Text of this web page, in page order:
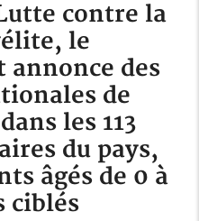
contre la
le
annonce des
de
les 113
du pays,
âgés de 0 à
ciblés